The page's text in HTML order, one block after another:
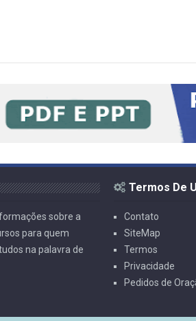
sobre a
para quem
na palavra de
Termos De
Contato
SiteMap
Termos
Privacidade
Pedidos de